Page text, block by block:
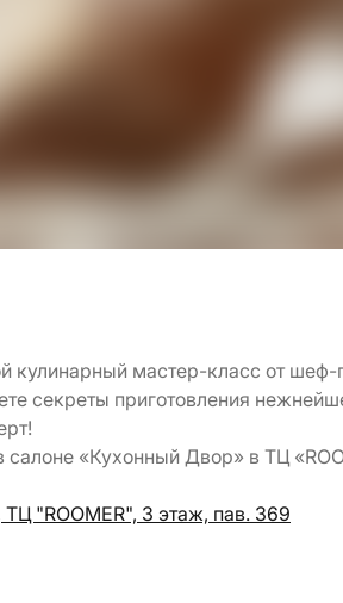
мастер-класс от шеф-
секреты приготовления
салоне «Кухонный Двор» в ТЦ
"ROOMER", 3 этаж, пав. 369